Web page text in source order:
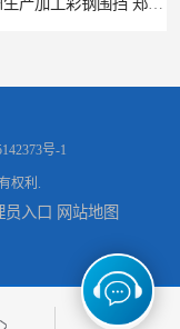
郑州工地活动板房 河南移动集装箱房厂家直销
号-1
权利.
员入口 网站地图